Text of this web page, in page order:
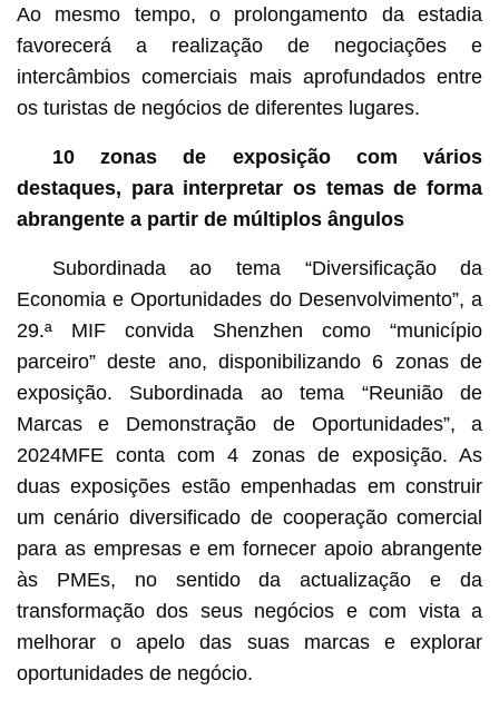
Ao mesmo tempo, o prolongamento da estadia
favorecerá a realização de negociações e
intercâmbios comerciais mais aprofundados entre
os turistas de negócios de diferentes lugares.
10 zonas de exposição com vários
destaques, para interpretar os temas de forma
abrangente a partir de múltiplos ângulos
Subordinada ao tema “Diversificação da
Economia e Oportunidades do Desenvolvimento”, a
29.ª MIF convida Shenzhen como “município
parceiro” deste ano, disponibilizando 6 zonas de
exposição. Subordinada ao tema “Reunião de
Marcas e Demonstração de Oportunidades”, a
2024MFE conta com 4 zonas de exposição. As
duas exposições estão empenhadas em construir
um cenário diversificado de cooperação comercial
para as empresas e em fornecer apoio abrangente
às PMEs, no sentido da actualização e da
transformação dos seus negócios e com vista a
melhorar o apelo das suas marcas e explorar
oportunidades de negócio.